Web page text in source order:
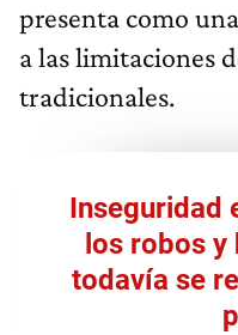
presenta como
a las limitaciones
tradicionales.
Inseguridad
los robos
todavía se